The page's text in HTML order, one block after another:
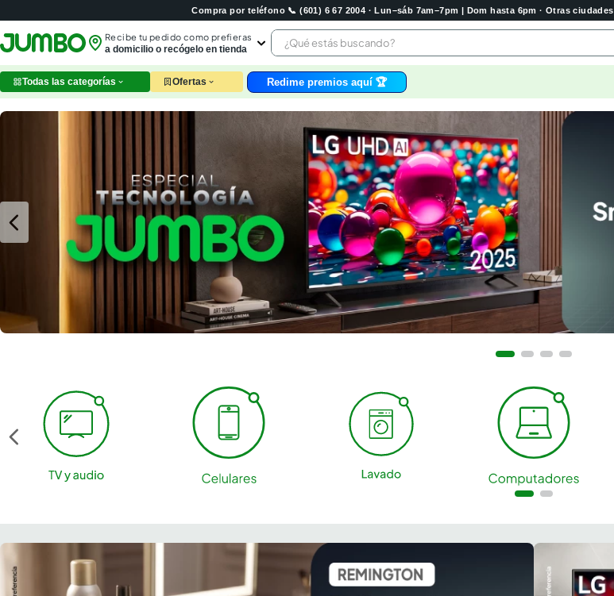
Compra por teléfono 📞 (601) 6 67 2004 · Lun–sáb 7am–7pm | Dom hasta 6pm · Otras ciudades
Recibe tu pedido como prefieras
a domicilio o recógelo en tienda
¿Qué estás buscando?
leche
arroz
nutribela
papel higienico
galletas
aceite
queso
pollo
carne
Todas las categorías Ofertas Redime premios aquí 🏆